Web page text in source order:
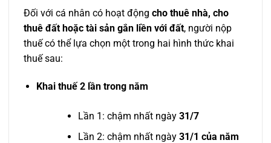
Đối với cá nhân có hoạt động cho thuê nhà, cho
thuê đất hoặc tài sản gắn liền với đất, người nộp
thuế có thể lựa chọn một trong hai hình thức khai
thuế sau:
Khai thuế 2 lần trong năm
Lần 1: chậm nhất ngày 31/7
Lần 2: chậm nhất ngày 31/1 của năm